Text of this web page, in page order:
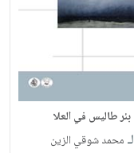
بئر طاليس في العلا
لـ محمد شوقي الزين